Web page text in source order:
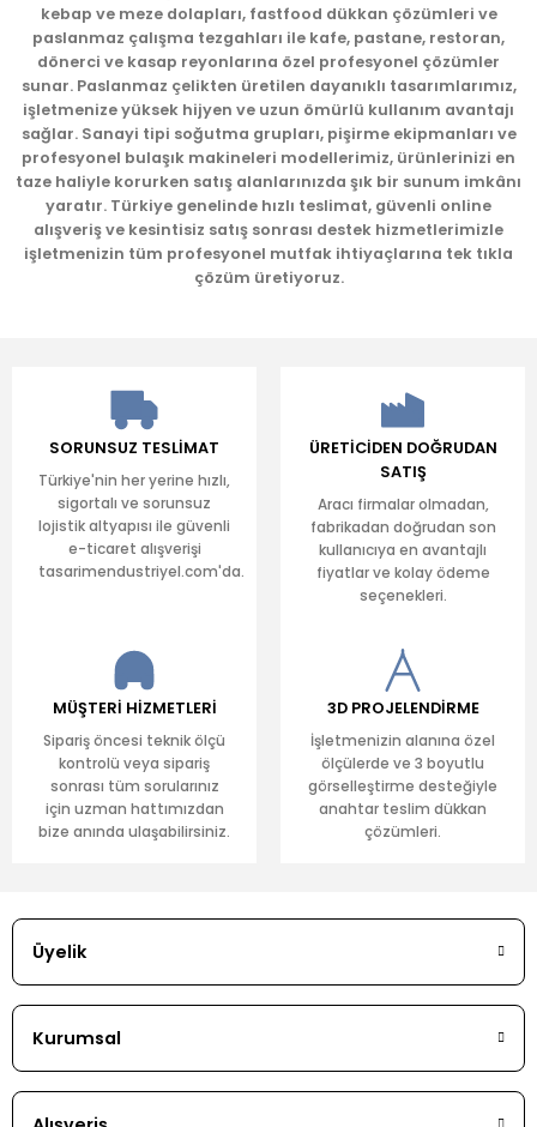
Ürün fiyatı diğer sitelerden daha pahalı.
Bu ürüne benzer farklı alternatifler olmalı.
Gönder
kebap ve meze dolapları, fastfood dükkan çözümleri ve
paslanmaz çalışma tezgahları ile kafe, pastane, restoran,
dönerci ve kasap reyonlarına özel profesyonel çözümler
sunar. Paslanmaz çelikten üretilen dayanıklı tasarımlarımız,
işletmenize yüksek hijyen ve uzun ömürlü kullanım avantajı
sağlar. Sanayi tipi soğutma grupları, pişirme ekipmanları ve
profesyonel bulaşık makineleri modellerimiz, ürünlerinizi en
taze haliyle korurken satış alanlarınızda şık bir sunum imkânı
yaratır. Türkiye genelinde hızlı teslimat, güvenli online
alışveriş ve kesintisiz satış sonrası destek hizmetlerimizle
işletmenizin tüm profesyonel mutfak ihtiyaçlarına tek tıkla
çözüm üretiyoruz.
SORUNSUZ TESLİMAT
Türkiye'nin her yerine hızlı,
sigortalı ve sorunsuz
lojistik altyapısı ile güvenli
e-ticaret alışverişi
tasarimendustriyel.com'da.
ÜRETİCİDEN DOĞRUDAN
SATIŞ
Aracı firmalar olmadan,
fabrikadan doğrudan son
kullanıcıya en avantajlı
fiyatlar ve kolay ödeme
seçenekleri.
MÜŞTERİ HİZMETLERİ
Sipariş öncesi teknik ölçü
kontrolü veya sipariş
sonrası tüm sorularınız
için uzman hattımızdan
bize anında ulaşabilirsiniz.
3D PROJELENDİRME
İşletmenizin alanına özel
ölçülerde ve 3 boyutlu
görselleştirme desteğiyle
anahtar teslim dükkan
çözümleri.
Üyelik
Kurumsal